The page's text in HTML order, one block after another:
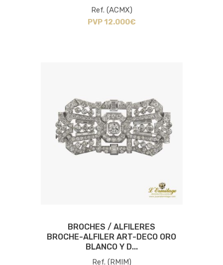
Ref. (ACMX)
PVP 12.000€
BROCHES / ALFILERES
BROCHE-ALFILER ART-DECO ORO
BLANCO Y D...
Ref. (RMIM)